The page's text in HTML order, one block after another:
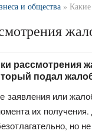
и общества »
подал
заявления или
их
но